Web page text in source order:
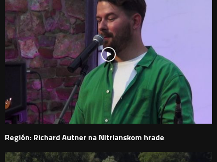
Región: Richard Autner na Nitrianskom hrade